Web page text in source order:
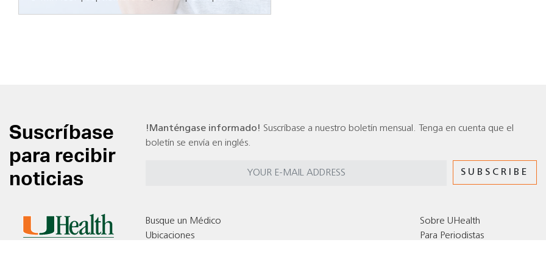
Suscríbase
para recibir
noticias
!Manténgase informado! Suscríbase a nuestro boletín mensual. Tenga en cuenta que el
boletín se envía en inglés.
Busque un Médico
Ubicaciones
Sobre UHealth
Para Periodistas